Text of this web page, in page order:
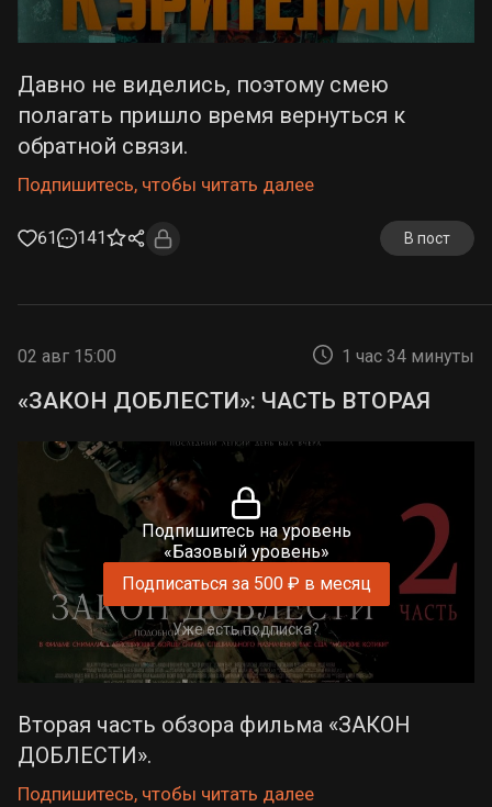
Давно не виделись, поэтому смею
полагать пришло время вернуться к
обратной связи.
Подпишитесь, чтобы читать далее
61 141 В пост
02 авг 15:00 1 час 34 минуты
«ЗАКОН ДОБЛЕСТИ»: ЧАСТЬ ВТОРАЯ
Подпишитесь на уровень
«Базовый уровень»
Подписаться за 500 ₽ в месяц
Уже есть подписка?
Вторая часть обзора фильма «ЗАКОН
ДОБЛЕСТИ».
Подпишитесь, чтобы читать далее